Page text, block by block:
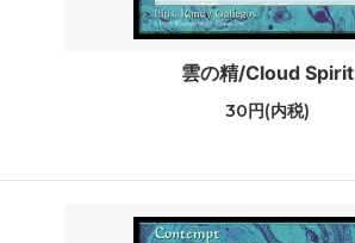
雲の精/Cloud Spirit
30円(内税)